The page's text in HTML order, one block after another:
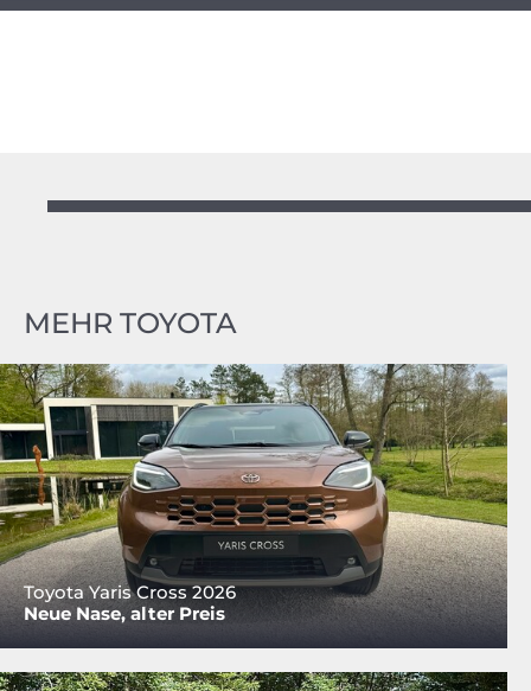
MEHR TOYOTA
Toyota Yaris Cross 2026
Neue Nase, alter Preis